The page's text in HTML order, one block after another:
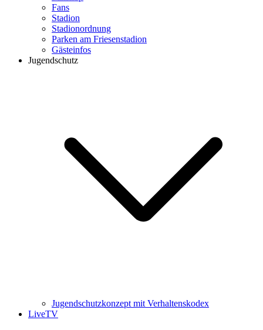
Fans
Stadion
Stadionordnung
Parken am Friesenstadion
Gästeinfos
Jugendschutz
Jugendschutzkonzept mit Verhaltenskodex
LiveTV